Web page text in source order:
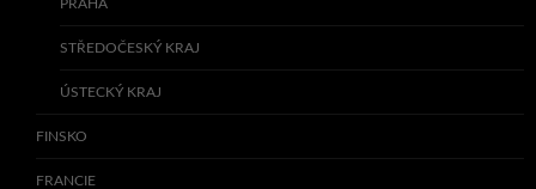
PRAHA
STŘEDOČESKÝ KRAJ
ÚSTECKÝ KRAJ
FINSKO
FRANCIE